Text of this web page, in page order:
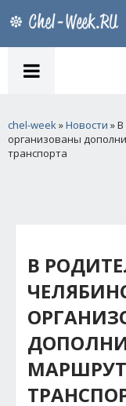
chel-week»Новости »
организованы
транспорта
В